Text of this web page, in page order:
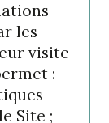
les
visite
:
Site ;